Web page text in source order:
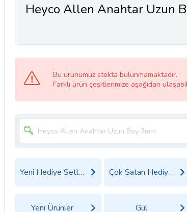
Heyco Allen Anahtar Uzun
Bu ürünümüz stokta bulunmamaktadır.
Farklı ürün çeşitlerimize aşağıdan
Yeni Hediye Setleri Çok Satan Hediyeler
Yeni Ürünler Gül